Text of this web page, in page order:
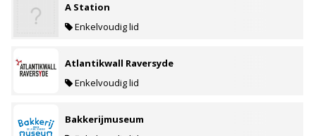
A Station
Enkelvoudig lid
Atlantikwall Raversyde
Enkelvoudig lid
Bakkerijmuseum